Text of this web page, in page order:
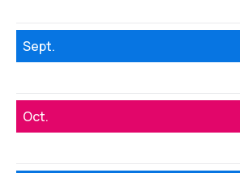
Sept.
Oct.